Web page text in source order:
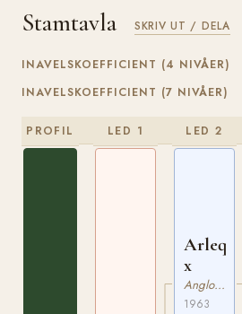
Stamtavla SKRIV UT / DELA
INAVELSKOEFFICIENT (4 NIVÅER)
INAVELSKOEFFICIENT (7 NIVÅER)
PROFIL LED 1 LED 2
Arlequin
x
Angloarabiskt Fullblod
1963